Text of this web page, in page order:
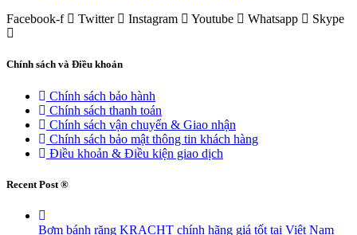
Facebook-f
Twitter Instagram Youtube Whatsapp Skype
Chính sách và Điều khoản
Chính sách bảo hành
Chính sách thanh toán
Chính sách vận chuyển & Giao nhận
Chính sách bảo mật thông tin khách hàng
Điều khoản & Điều kiện giao dịch
Recent Post ®
Bơm bánh răng KRACHT chính hãng giá tốt tại Việt Nam